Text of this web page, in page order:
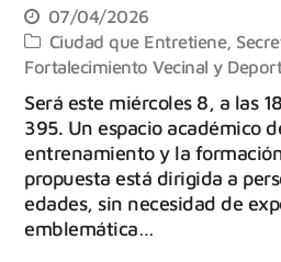
07/04/2026
Ciudad que Entretiene,
Fortalecimiento Vecinal y
Será este miércoles 8, a las
395. Un espacio académico
entrenamiento y la
propuesta está dirigida a
edades, sin necesidad de
emblemática…